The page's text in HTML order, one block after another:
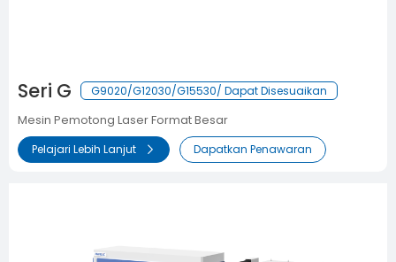
Seri G G9020/G12030/G15530/ Dapat Disesuaikan
Mesin Pemotong Laser Format Besar
Pelajari Lebih Lanjut Dapatkan Penawaran